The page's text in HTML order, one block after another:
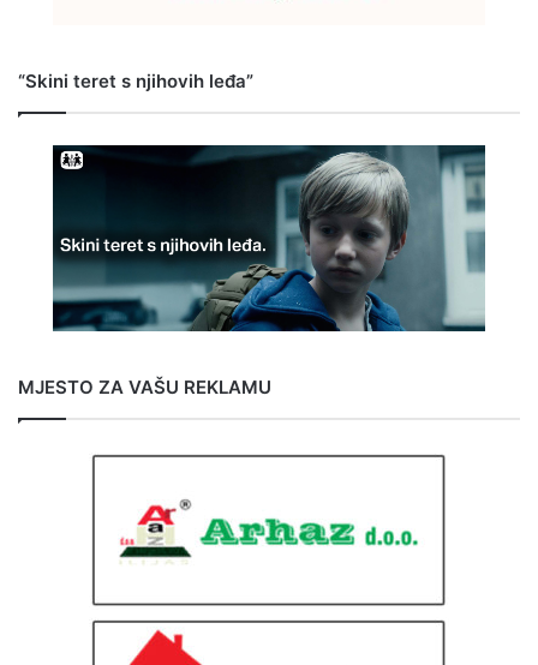
“Skini teret s njihovih leđa”
MJESTO ZA VAŠU REKLAMU